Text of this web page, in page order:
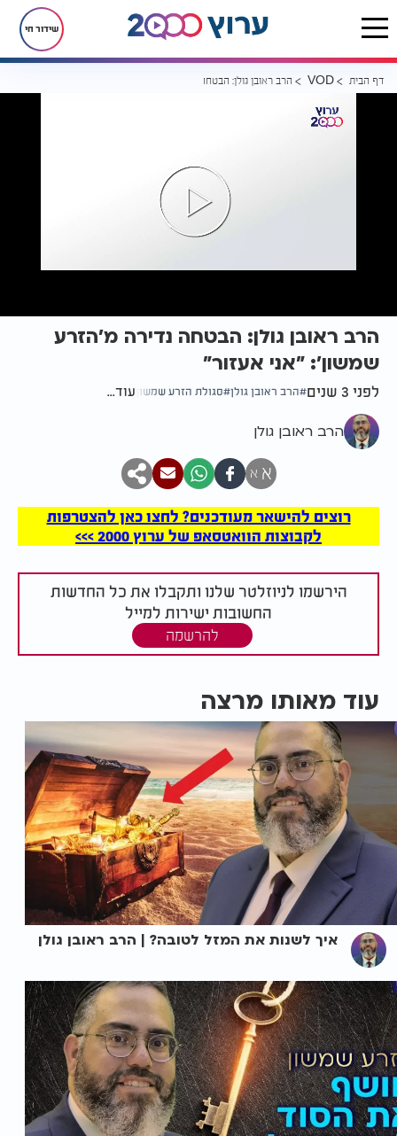
שידור חי
דף הבית VOD הרב ראובן גולן: הבטחה נדירה מ'הזרע שמשון': "אני אעזור"
הרב ראובן גולן: הבטחה נדירה מ'הזרע
שמשון': "אני אעזור"
לפני 3 שנים הרב ראובן גולן סגולת הזרע שמשון עוד...
הרב ראובן גולן
א א
רוצים להישאר מעודכנים? לחצו כאן להצטרפות
לקבוצות הוואטסאפ של ערוץ 2000 >>>
הירשמו לניוזלטר שלנו ותקבלו את כל החדשות
החשובות ישירות למייל
להרשמה
עוד מאותו מרצה
איך לשנות את המזל לטובה? | הרב ראובן גולן